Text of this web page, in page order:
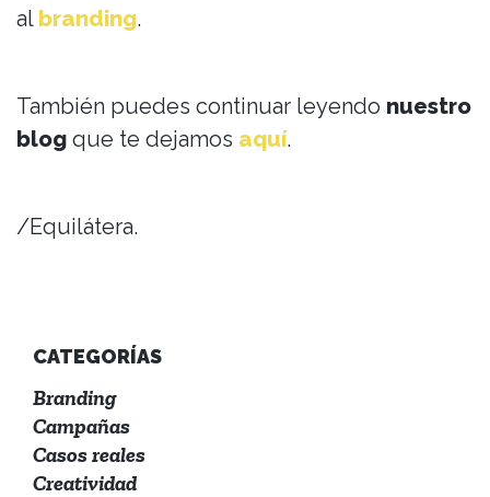
al branding.
También puedes continuar leyendo nuestro
blog que te dejamos aquí.
/Equilátera.
CATEGORÍAS
Branding
Campañas
Casos reales
Creatividad